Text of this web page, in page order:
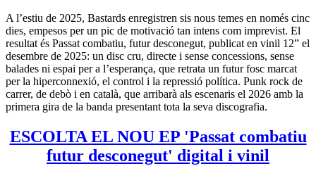
A l’estiu de 2025, Bastards enregistren sis nous temes en només cinc
dies, empesos per un pic de motivació tan intens com imprevist. El
resultat és Passat combatiu, futur desconegut, publicat en vinil 12” el
desembre de 2025: un disc cru, directe i sense concessions, sense
balades ni espai per a l’esperança, que retrata un futur fosc marcat
per la hiperconnexió, el control i la repressió política. Punk rock de
carrer, de debò i en català, que arribarà als escenaris el 2026 amb la
primera gira de la banda presentant tota la seva discografia.
ESCOLTA EL NOU EP 'Passat combatiu
futur desconegut' digital i vinil